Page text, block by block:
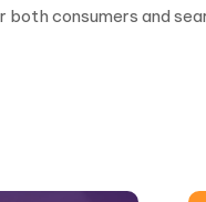
consumers and